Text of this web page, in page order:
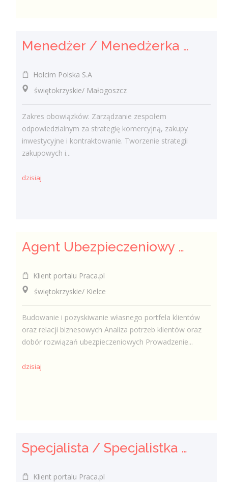
Menedżer / Menedżerka Zespołu Strategii Komercyjnej i Kontraktowania
Holcim Polska S.A
świętokrzyskie/ Małogoszcz
Zakres obowiązków: Zarządzanie zespołem
odpowiedzialnym za strategię komercyjną, zakupy
inwestycyjne i kontraktowanie. Tworzenie strategii
zakupowych i...
dzisiaj
Agent Ubezpieczeniowy / Agentka Ubezpieczeniowa
Klient portalu Praca.pl
świętokrzyskie/ Kielce
Budowanie i pozyskiwanie własnego portfela klientów
oraz relacji biznesowych Analiza potrzeb klientów oraz
dobór rozwiązań ubezpieczeniowych Prowadzenie...
dzisiaj
Specjalista / Specjalistka ds. Zakupów
Klient portalu Praca.pl